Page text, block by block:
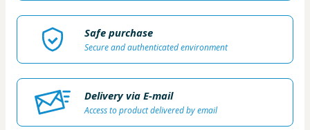
Safe purchase
Secure and authenticated environment
Delivery via E-mail
Access to product delivered by email